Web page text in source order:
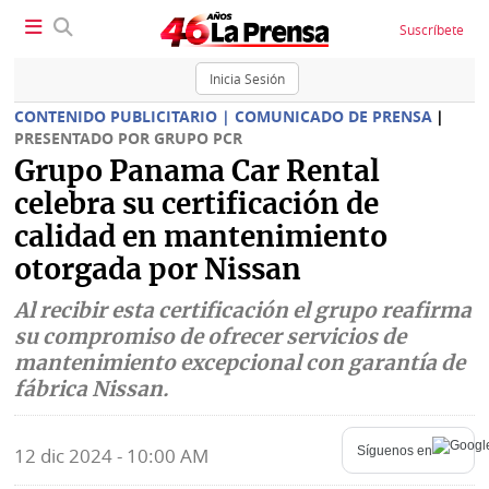
Inicia Sesión
Suscríbete
SECCIONES
Portada
Locales
Sociedad
Judiciales
Economía
BBC
News
Ellas
Status
CONTENIDO PUBLICITARIO | COMUNICADO DE PRENSA |
PRESENTADO POR GRUPO PCR
Grupo Panama Car Rental
celebra su certificación de
calidad en mantenimiento
otorgada por Nissan
Al recibir esta certificación el grupo reafirma
su compromiso de ofrecer servicios de
mantenimiento excepcional con garantía de
fábrica Nissan.
12 dic 2024 - 10:00 AM Síguenos en